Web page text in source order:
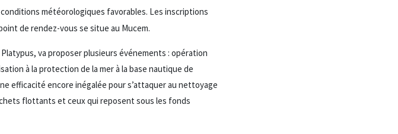
météorologiques favorables. Les inscriptions
de rendez-vous se situe au Mucem.
va proposer plusieurs événements : opération
à la protection de la mer à la base nautique de
efficacité encore inégalée pour s’attaquer au nettoyage
flottants et ceux qui reposent sous les fonds